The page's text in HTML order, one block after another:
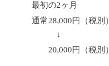
最初の2ヶ月
通常28,000 円（税別）
↓
20,000 円（税別）